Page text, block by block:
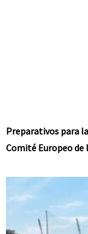
Preparativos para
Comité Europeo de